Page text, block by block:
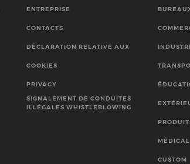
ENTREPRISE
CONTACTS
DÉCLARATION RELATIVE AUX
COOKIES
PRIVACY
SIGNALEMENT DE CONDUITES
ILLÉGALES WHISTLEBLOWING
MÉDICAL
CUSTOM